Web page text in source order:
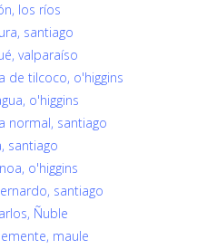
los ríos
santiago
valparaíso
de tilcoco, o'higgins
o'higgins
normal, santiago
santiago
o'higgins
santiago
Ñuble
maule